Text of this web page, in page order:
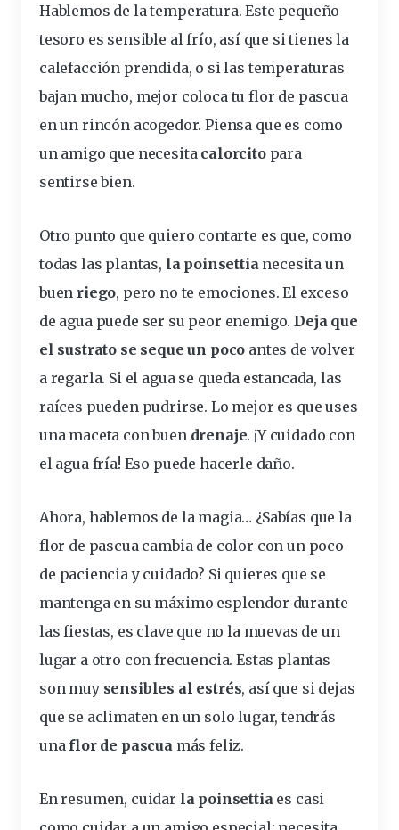
Hablemos de la temperatura. Este pequeño
tesoro es sensible al frío, así que si tienes la
calefacción prendida, o si las temperaturas
bajan mucho, mejor coloca tuflor de pascua
en un rincón acogedor. Piensa que es como
un amigo que necesita calorcitopara
sentirse bien.
Otro punto que quiero contarte es que, como
todas las plantas, la poinsettia necesita un
buen riego, pero no te emociones. El exceso
de agua puede ser su peor enemigo.Deja que
el sustrato se seque un poco antes de volver
a regarla. Si el agua se queda estancada, las
raíces pueden pudrirse. Lo mejor es que uses
una maceta con buen drenaje. ¡Y cuidado con
el agua fría! Eso puede hacerle daño.
Ahora, hablemos de la magia… ¿Sabías que la
flor de pascua cambia de color con un poco
de paciencia y cuidado? Si quieres que se
mantenga en su máximo esplendor durante
las fiestas, es clave que no la muevas de un
lugar a otro con frecuencia. Estas plantas
son muy sensibles al estrés, así que si dejas
que se aclimaten en un solo lugar, tendrás
una flor de pascua más feliz.
En resumen, cuidar la poinsettia es casi